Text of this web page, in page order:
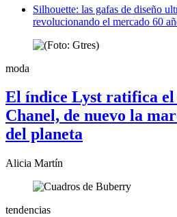
Silhouette: las gafas de diseño
revolucionando el mercado 60
moda
El índice Lyst ratifica
Chanel, de nuevo la
del planeta
Alicia Martín
tendencias